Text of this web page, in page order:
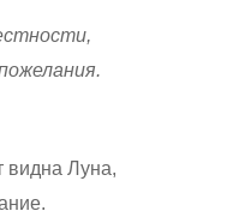
видна Луна,